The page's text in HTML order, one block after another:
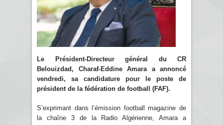
Le Président-Directeur général du CR
Belouizdad, Charaf-Eddine Amara a annoncé
vendredi, sa candidature pour le poste de
président de la fédération de football (FAF).
S’exprimant dans l’émission football magazine de
la chaîne 3 de la Radio Algérienne, Amara a